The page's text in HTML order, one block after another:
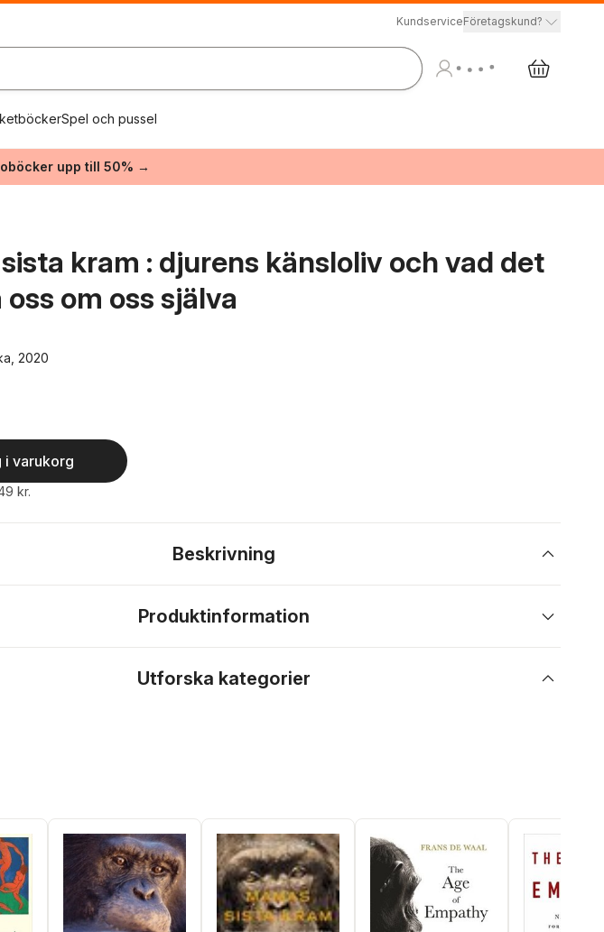
KundserviceFöretagskund?
Spel och pussel
upp till 50% →
kram : djurens känsloliv och vad det
om oss själva
2020
antal röster:
i varukorg
kr.
Beskrivning
Produktinformation
Utforska kategorier